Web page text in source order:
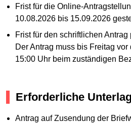
Frist für die Online-
10.08.2026 bis 15.09.2026
Frist für den schriftlichen
Der Antrag muss bis Freitag
15:00 Uhr beim zuständigen
Erforderliche
Antrag auf Zusendung der